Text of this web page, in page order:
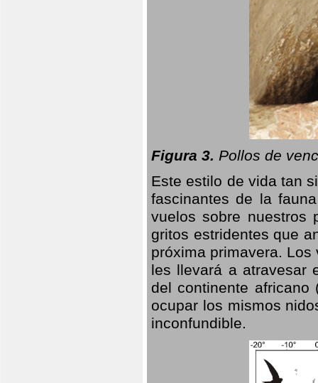
Figura 3. Pollos de
Este estilo de vida tan
fascinantes de la
vuelos sobre nuestros
gritos estridentes que
próxima primavera.
les llevará a atravesar
del continente
ocupar los mismos
inconfundible.